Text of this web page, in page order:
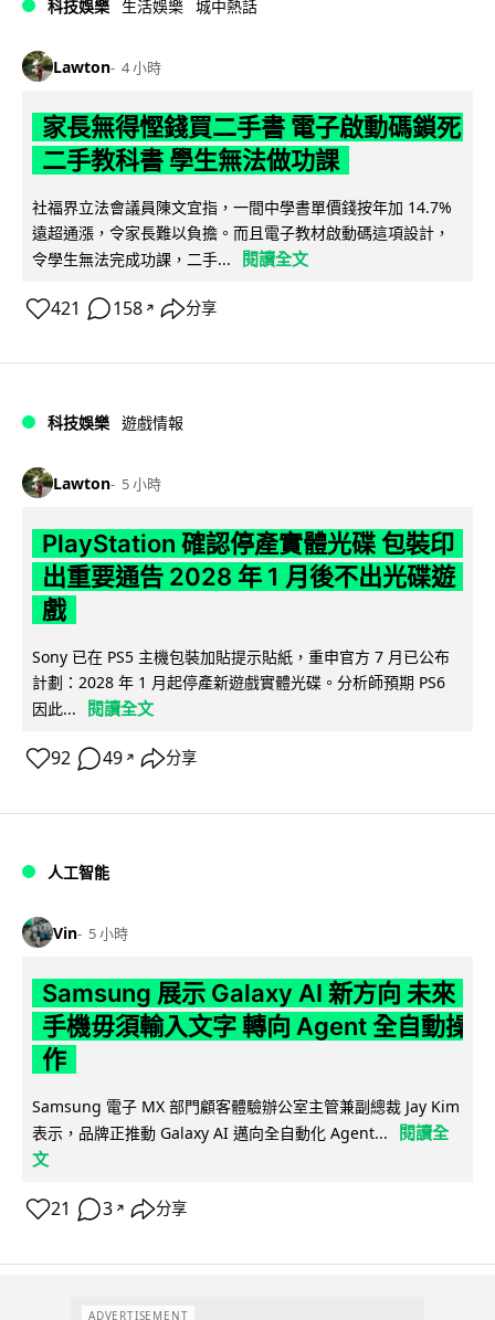
科技娛樂 生活娛樂 城中熱話
Lawton 4 小時
家長無得慳錢買二手書 電子啟動碼鎖死
二手教科書 學生無法做功課
社福界立法會議員陳文宜指，一間中學書單價錢按年加 14.7%
遠超通漲，令家長難以負擔。而且電子教材啟動碼這項設計，
令學生無法完成功課，二手...
閱讀全文
421 158 ↗ 分享
科技娛樂 遊戲情報
Lawton 5 小時
PlayStation 確認停產實體光碟 包裝印
出重要通告 2028 年 1 月後不出光碟遊
戲
Sony 已在 PS5 主機包裝加貼提示貼紙，重申官方 7 月已公布
計劃：2028 年 1 月起停產新遊戲實體光碟。分析師預期 PS6
因此...
閱讀全文
92 49 ↗ 分享
人工智能
Vin 5 小時
Samsung 展示 Galaxy AI 新方向 未來
手機毋須輸入文字 轉向 Agent 全自動操
作
Samsung 電子 MX 部門顧客體驗辦公室主管兼副總裁 Jay Kim
表示，品牌正推動 Galaxy AI 邁向全自動化 Agent...
閱讀全
文
21 3 ↗ 分享
ADVERTISEMENT